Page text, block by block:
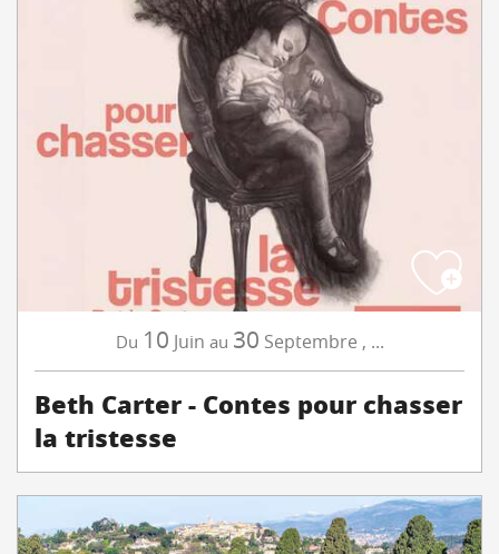
Du 10 Juin au 30 Septembre , ...
Beth Carter - Contes pour chasser
la tristesse